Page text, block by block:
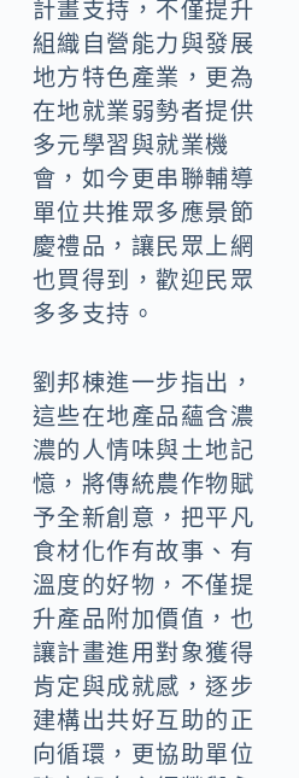
組織與社區合作社，
透過分署長期協助與
計畫支持，不僅提升
組織自營能力與發展
地方特色產業，更為
在地就業弱勢者提供
多元學習與就業機
會，如今更串聯輔導
單位共推眾多應景節
慶禮品，讓民眾上網
多多支持。
劉邦棟進一步指出，
這些在地產品蘊含濃
濃的人情味與土地記
憶，將傳統農作物賦
予全新創意，把平凡
食材化作有故事、有
溫度的好物，不僅提
升產品附加價值，也
讓計畫進用對象獲得
肯定與成就感，逐步